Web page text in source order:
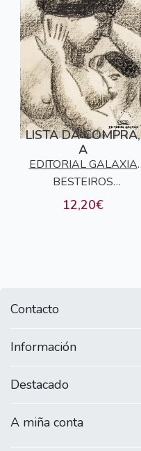
LISTA DA COMPRA,
A
EDITORIAL GALAXIA
S.A.
BESTEIROS
COMESAÑA, MARIA
12,20€
Contacto
Información
Destacado
A miña conta